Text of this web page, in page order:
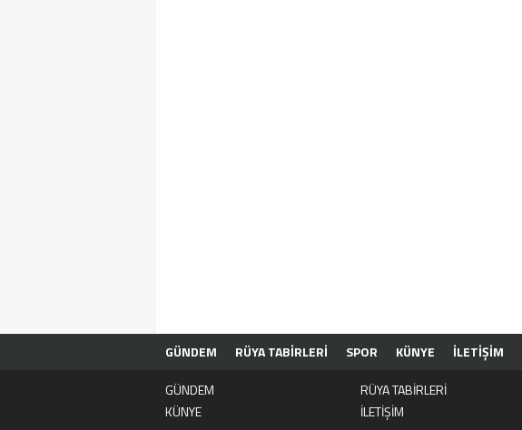
GÜNDEM RÜYA TABİRLERİ SPOR KÜNYE İLETİŞİM
GÜNDEM
RÜYA TABİRLERİ
KÜNYE
İLETİŞİM